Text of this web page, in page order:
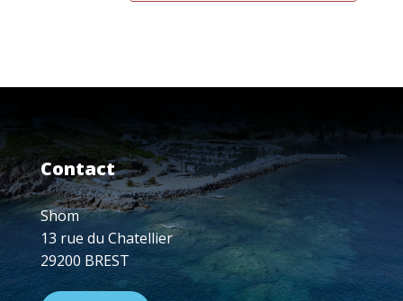
Contact
Shom
13 rue du Chatellier
29200 BREST